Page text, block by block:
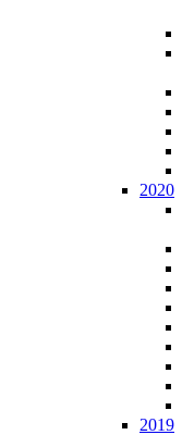
2020
2019